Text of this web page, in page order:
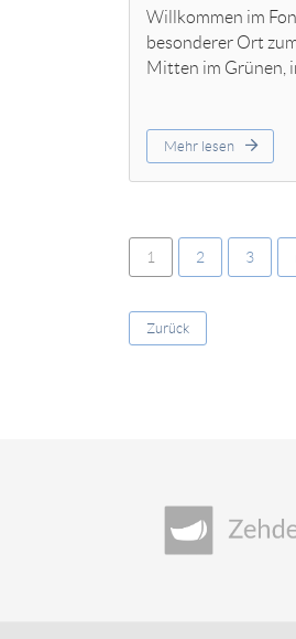
Willkommen im
besonderer Ort
Mitten im Grünen,
Mehr lesen
1 2 3
Zurück